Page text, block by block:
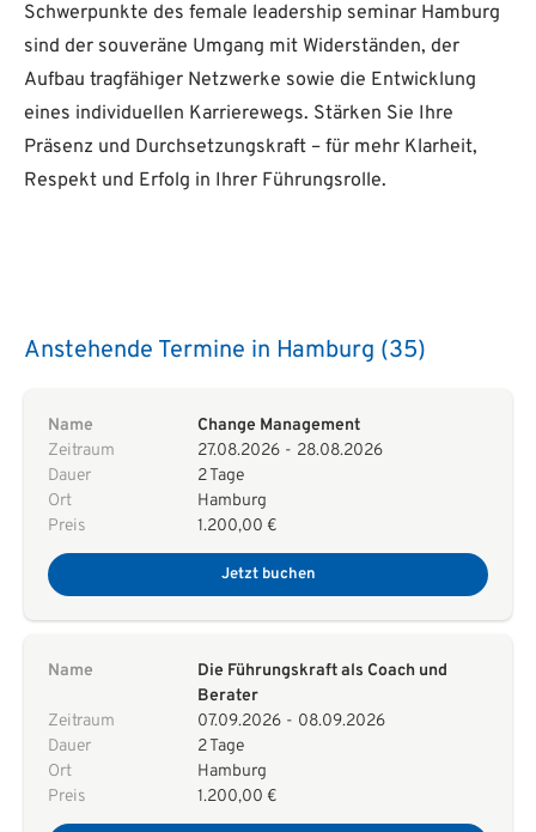
Schwerpunkte des female leadership seminar Hamburg
sind der souveräne Umgang mit Widerständen, der
Aufbau tragfähiger Netzwerke sowie die Entwicklung
eines individuellen Karrierewegs. Stärken Sie Ihre
Präsenz und Durchsetzungskraft – für mehr Klarheit,
Respekt und Erfolg in Ihrer Führungsrolle.
Anstehende Termine in Hamburg (35)
Name
Change Management
Zeitraum
27.08.2026 - 28.08.2026
Dauer
2 Tage
Ort
Hamburg
Preis
1.200,00 €
Jetzt buchen
Name
Die Führungskraft als Coach und
Berater
Zeitraum
07.09.2026 - 08.09.2026
Dauer
2 Tage
Ort
Hamburg
Preis
1.200,00 €